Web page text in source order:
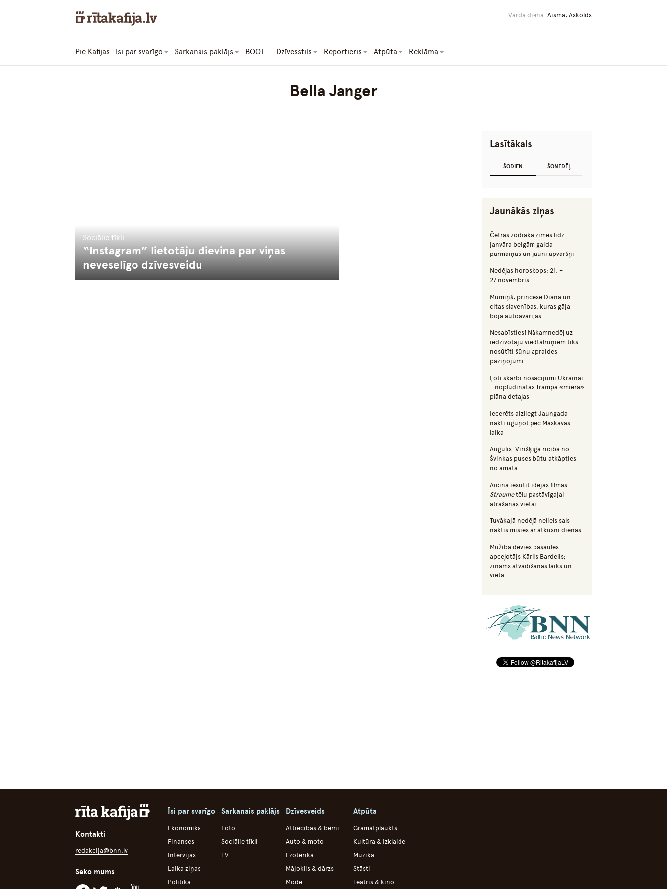
Vārda diena: Aisma, Askolds
Pie Kafijas Īsi par svarīgo Sarkanais paklājs BOOT Dzīvesstils Reportieris Atpūta Reklāma
Bella Janger
Sociālie tīkli
“Instagram” lietotāju dievina par viņas
neveselīgo dzīvesveidu
Lasītākais
ŠODIEN ŠONEDĒĻ
Jaunākās ziņas
Četras zodiaka zīmes līdz
janvāra beigām gaida
pārmaiņas un jauni apvāršņi
Nedēļas horoskops: 21. –
27.novembris
Mumiņš, princese Diāna un
citas slavenības, kuras gāja
bojā autoavārijās
Nesabīsties! Nākamnedēļ uz
iedzīvotāju viedtālruņiem tiks
nosūtīti šūnu apraides
paziņojumi
Ļoti skarbi nosacījumi Ukrainai
– nopludinātas Trampa «miera»
plāna detaļas
Iecerēts aizliegt Jaungada
naktī uguņot pēc Maskavas
laika
Augulis: Vīrišķīga rīcība no
Švinkas puses būtu atkāpties
no amata
Aicina iesūtīt idejas filmas
Straumetēlu pastāvīgajai
atrašānās vietai
Tuvākajā nedēļā neliels sals
naktīs mīsies ar atkusni dienās
Mūžībā devies pasaules
apceļotājs Kārlis Bardelis;
zināms atvadīšanās laiks un
vieta
Kontakti
redakcija@bnn.lv
Seko mums
Īsi par svarīgo
Ekonomika
Finanses
Intervijas
Laika ziņas
Politika
Sarkanais paklājs
Foto
Sociālie tīkli
TV
Dzīvesveids
Attiecības & bērni
Auto & moto
Ezotērika
Mājoklis & dārzs
Mode
Atpūta
Grāmatplaukts
Kultūra & Izklaide
Mūzika
Stāsti
Teātris & kino